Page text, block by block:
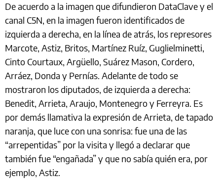
De acuerdo a la imagen que difundieron DataClave y el
canal C5N, en la imagen fueron identificados de
izquierda a derecha, en la línea de atrás, los represores
Marcote, Astiz, Britos, Martínez Ruíz, Guglielminetti,
Cinto Courtaux, Argüello, Suárez Mason, Cordero,
Arráez, Donda y Pernías. Adelante de todo se
mostraron los diputados, de izquierda a derecha:
Benedit, Arrieta, Araujo, Montenegro y Ferreyra. Es
por demás llamativa la expresión de Arrieta, de tapado
naranja, que luce con una sonrisa: fue una de las
“arrepentidas” por la visita y llegó a declarar que
también fue “engañada” y que no sabía quién era, por
ejemplo, Astiz.